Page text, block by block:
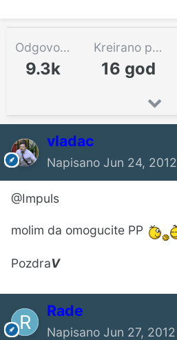
Odgovora
9.3k
Kreirano pre
16 god
vladac
Napisano Jun 24, 2012
@Impuls
molim da omogucite PP
PozdraV
Rade
Napisano Jun 27, 2012